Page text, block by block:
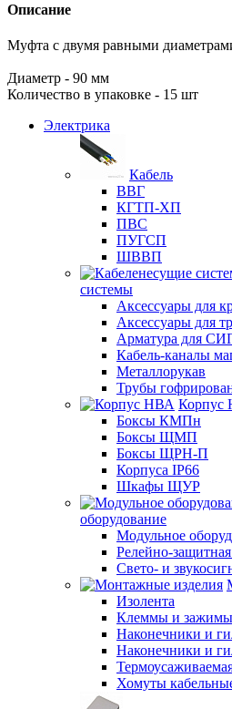
Описание
Муфта с двумя равными
Диаметр - 90 мм
Количество в упаковке - 15 шт
Электрика
Кабель
ВВГ
КГТП-ХП
ПВС
ПУГСП
ШВВП
системы
Аксессуары для
Аксессуары для
Арматура для
Кабель-каналы
Металлорукав
Трубы
Корпус
Боксы КМПн
Боксы ЩМП
Боксы ЩРН-П
Корпуса IP66
Шкафы ЩУР
оборудование
Модульное
Релейно-
Свето- и
Изолента
Клеммы и зажимы
Наконечники и
Наконечники и
Хомуты